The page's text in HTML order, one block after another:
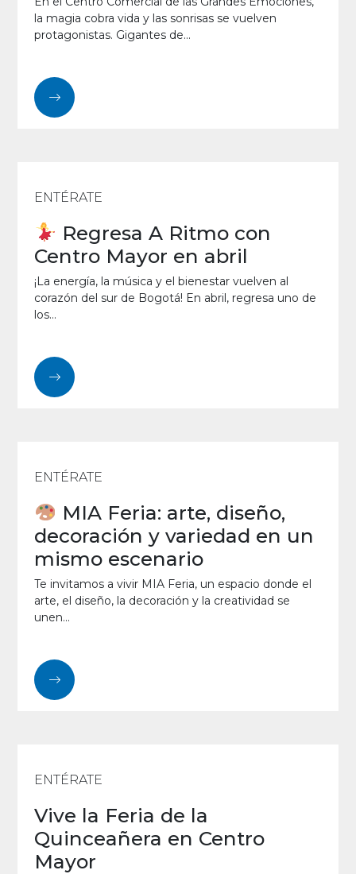
la magia cobra vida y las sonrisas se vuelven
protagonistas. Gigantes de...
ENTÉRATE
Regresa A Ritmo con
Centro Mayor en abril
¡La energía, la música y el bienestar vuelven al
corazón del sur de Bogotá! En abril, regresa uno de
los...
ENTÉRATE
MIA Feria: arte, diseño,
decoración y variedad en un
mismo escenario
Te invitamos a vivir MIA Feria, un espacio donde el
arte, el diseño, la decoración y la creatividad se
unen...
ENTÉRATE
Vive la Feria de la
Quinceañera en Centro
Mayor